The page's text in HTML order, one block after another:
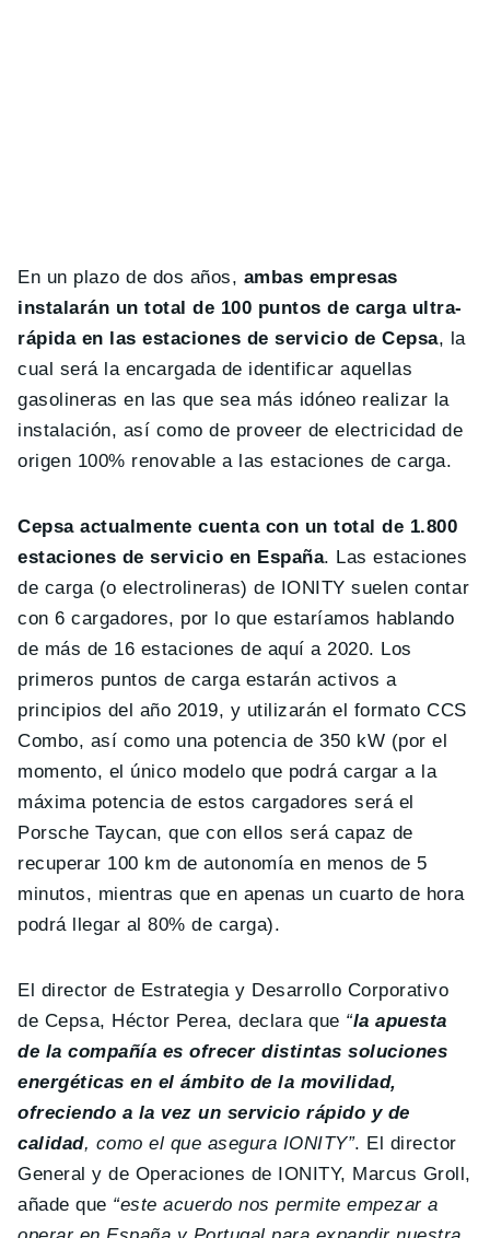
En un plazo de dos años, ambas empresas
instalarán un total de 100 puntos de carga ultra-
rápida en las estaciones de servicio de Cepsa, la
cual será la encargada de identificar aquellas
gasolineras en las que sea más idóneo realizar la
instalación, así como de proveer de electricidad de
origen 100% renovable a las estaciones de carga.
Cepsa actualmente cuenta con un total de 1.800
estaciones de servicio en España. Las estaciones
de carga (o electrolineras) de IONITY suelen contar
con 6 cargadores, por lo que estaríamos hablando
de más de 16 estaciones de aquí a 2020. Los
primeros puntos de carga estarán activos a
principios del año 2019, y utilizarán el formato CCS
Combo, así como una potencia de 350 kW (por el
momento, el único modelo que podrá cargar a la
máxima potencia de estos cargadores será el
Porsche Taycan, que con ellos será capaz de
recuperar 100 km de autonomía en menos de 5
minutos, mientras que en apenas un cuarto de hora
podrá llegar al 80% de carga).
El director de Estrategia y Desarrollo Corporativo
de Cepsa, Héctor Perea, declara que “la apuesta
de la compañía es ofrecer distintas soluciones
energéticas en el ámbito de la movilidad,
ofreciendo a la vez un servicio rápido y de
calidad, como el que asegura IONITY”. El director
General y de Operaciones de IONITY, Marcus Groll,
añade que “este acuerdo nos permite empezar a